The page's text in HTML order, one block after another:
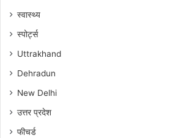
स्वास्थ्य
स्पोर्ट्स
Uttrakhand
Dehradun
New Delhi
उत्तर प्रदेश
फीचर्ड